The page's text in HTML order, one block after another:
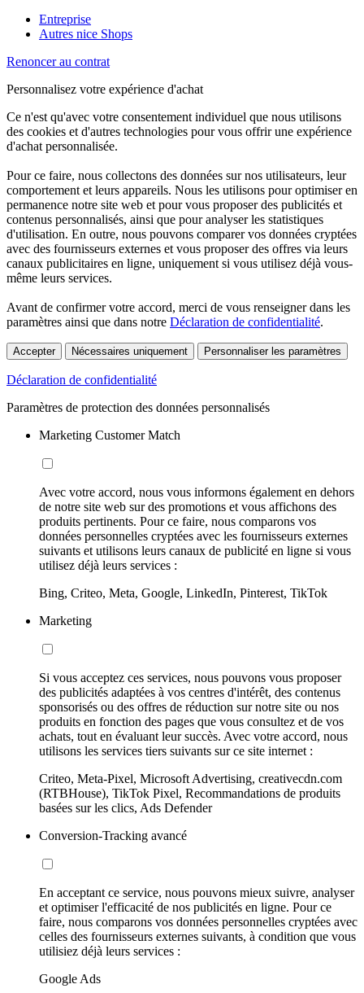
Entreprise
Autres nice Shops
Renoncer au contrat
Personnalisez votre expérience d'achat
Ce n'est qu'avec votre consentement individuel que nous utilisons
des cookies et d'autres technologies pour vous offrir une expérience
d'achat personnalisée.
Pour ce faire, nous collectons des données sur nos utilisateurs, leur
comportement et leurs appareils. Nous les utilisons pour optimiser en
permanence notre site web et pour vous proposer des publicités et
contenus personnalisés, ainsi que pour analyser les statistiques
d'utilisation. En outre, nous pouvons comparer vos données cryptées
avec des fournisseurs externes et vous proposer des offres via leurs
canaux publicitaires en ligne, uniquement si vous utilisez déjà vous-
même leurs services.
Avant de confirmer votre accord, merci de vous renseigner dans les
paramètres ainsi que dans notre Déclaration de confidentialité.
Accepter Nécessaires uniquement Personnaliser les paramètres
Déclaration de confidentialité
Paramètres de protection des données personnalisés
Marketing Customer Match
Avec votre accord, nous vous informons également en dehors
de notre site web sur des promotions et vous affichons des
produits pertinents. Pour ce faire, nous comparons vos
données personnelles cryptées avec les fournisseurs externes
suivants et utilisons leurs canaux de publicité en ligne si vous
utilisez déjà leurs services :
Bing, Criteo, Meta, Google, LinkedIn, Pinterest, TikTok
Marketing
Si vous acceptez ces services, nous pouvons vous proposer
des publicités adaptées à vos centres d'intérêt, des contenus
sponsorisés ou des offres de réduction sur notre site ou nos
produits en fonction des pages que vous consultez et de vos
achats, tout en évaluant leur succès. Avec votre accord, nous
utilisons les services tiers suivants sur ce site internet :
Criteo, Meta-Pixel, Microsoft Advertising, creativecdn.com
(RTBHouse), TikTok Pixel, Recommandations de produits
basées sur les clics, Ads Defender
Conversion-Tracking avancé
En acceptant ce service, nous pouvons mieux suivre, analyser
et optimiser l'efficacité de nos publicités en ligne. Pour ce
faire, nous comparons vos données personnelles cryptées avec
celles des fournisseurs externes suivants, à condition que vous
utilisiez déjà leurs services :
Google Ads